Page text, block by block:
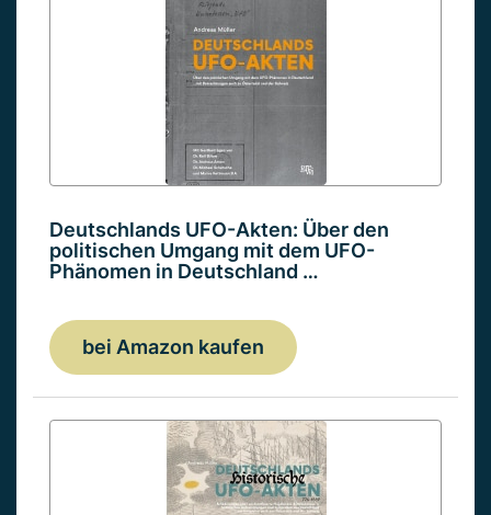
Deutschlands UFO-Akten: Über den
politischen Umgang mit dem UFO-
Phänomen in Deutschland …
bei Amazon kaufen